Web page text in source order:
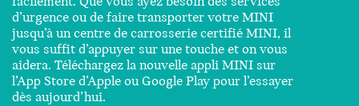
d’urgence ou de faire transporter votre MINI
jusqu’à un centre de carrosserie certifié MINI, il
vous suffit d’appuyer sur une touche et on vous
aidera. Téléchargez la nouvelle appli MINI sur
l’App Store d’Apple ou Google Play pour l’essayer
dès aujourd’hui.